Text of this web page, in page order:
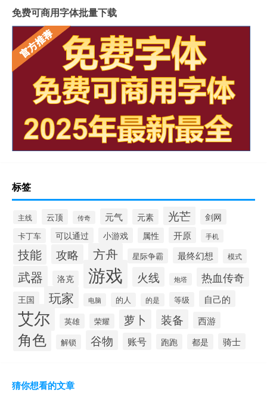
免费可商用字体批量下载
标签
主线 云顶 传奇 元气 元素 光芒 剑网
卡丁车 可以通过 小游戏 属性 开原 手机
技能 攻略 方舟 星际争霸 最终幻想 模式
武器 洛克 游戏 火线 炮塔 热血传奇
王国 玩家 电脑 的人 的是 等级 自己的
艾尔 英雄 荣耀 萝卜 装备 西游
角色 解锁 谷物 账号 跑跑 都是 骑士
猜你想看的文章